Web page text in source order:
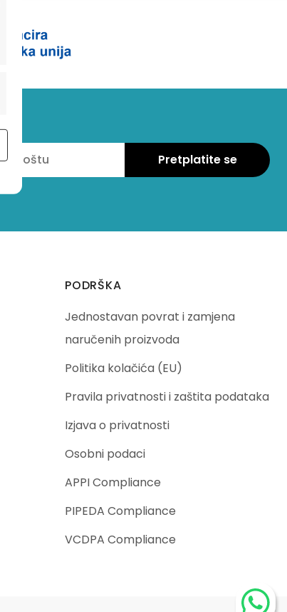
PODRŠKA
Jednostavan povrat i zamjena
naručenih proizvoda
Politika kolačića (EU)
Pravila privatnosti i zaštita podataka
Izjava o privatnosti
Osobni podaci
APPI Compliance
PIPEDA Compliance
VCDPA Compliance